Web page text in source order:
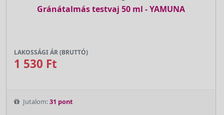
Gránátalmás testvaj 50 ml - YAMUNA
LAKOSSÁGI ÁR (BRUTTÓ)
1 530 Ft
Jutalom:31 pont